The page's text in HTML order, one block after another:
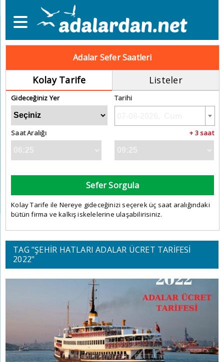
Adalar Sefer Saatleri
Kolay Tarife Listeler
Gideceğiniz Yer Tarihi
Saat Aralığı + 3 saat
Sefer Sorgula
Kolay Tarife ile Nereye gideceğinizi seçerek üç saat aralığındaki
bütün firma ve kalkış iskelelerine ulaşabilirisiniz.
TAG "ŞEHIR HATLARI ADALAR ÜCRET TARIFESI
2022"